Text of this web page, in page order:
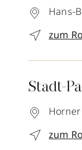
Hans-
zum
Stadt-
zum